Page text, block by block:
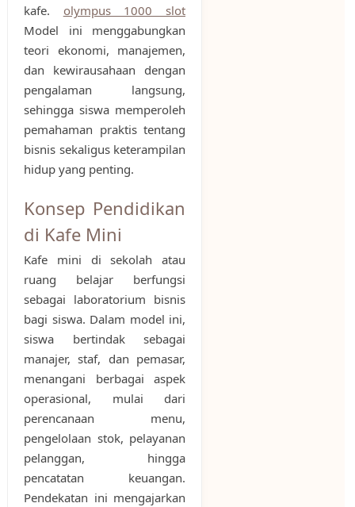
kafe. olympus 1000 slot
Model ini menggabungkan
teori ekonomi, manajemen,
dan kewirausahaan dengan
pengalaman langsung,
sehingga siswa memperoleh
pemahaman praktis tentang
bisnis sekaligus keterampilan
hidup yang penting.
Konsep Pendidikan
di Kafe Mini
Kafe mini di sekolah atau
ruang belajar berfungsi
sebagai laboratorium bisnis
bagi siswa. Dalam model ini,
siswa bertindak sebagai
manajer, staf, dan pemasar,
menangani berbagai aspek
operasional, mulai dari
perencanaan menu,
pengelolaan stok, pelayanan
pelanggan, hingga
pencatatan keuangan.
Pendekatan ini mengajarkan